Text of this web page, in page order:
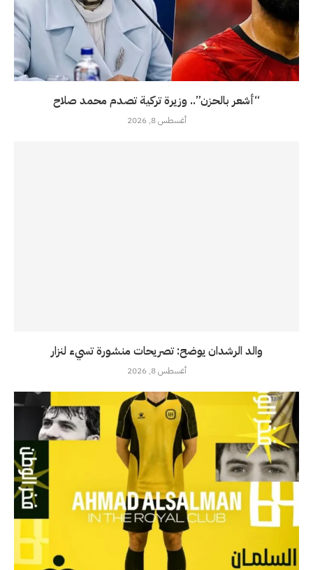
“أشعر بالحزن”.. وزيرة تركية تصدم محمد صلاح
أغسطس 8, 2026
والد الرشدان يوضح: تصريحات منشورة تسيء لنزار
أغسطس 8, 2026